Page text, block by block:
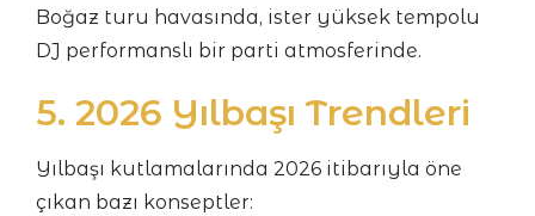
Boğaz turu havasında, ister yüksek tempolu
DJ performanslı bir parti atmosferinde.
5. 2026 Yılbaşı Trendleri
Yılbaşı kutlamalarında 2026 itibarıyla öne
çıkan bazı konseptler: